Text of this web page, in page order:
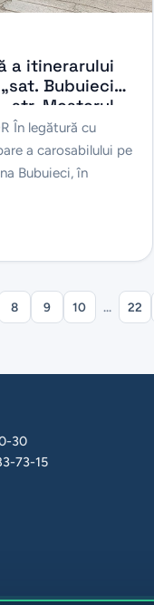
a itinerarului
Bubuieci
str. Meșterul
–
a carosabilului pe
Bubuieci, în
8 9 10 ... 22
30
73-15